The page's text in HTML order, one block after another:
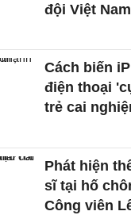
đội Việt Nam
Cách biến
điện thoại
trẻ cai
Phát hiện
sĩ tại hố
Công viên